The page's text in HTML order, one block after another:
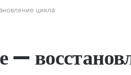
цикла
—